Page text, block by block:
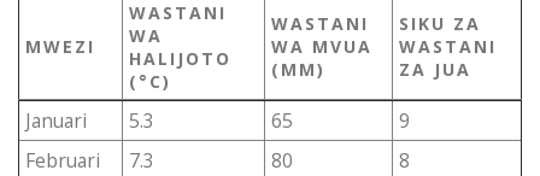
MWEZI
WASTANI
WA
HALIJOTO
(°C)
WASTANI
WA MVUA
(MM)
SIKU ZA
WASTANI
ZA JUA
Januari 5.3 65
9
Februari
7.3 80
8